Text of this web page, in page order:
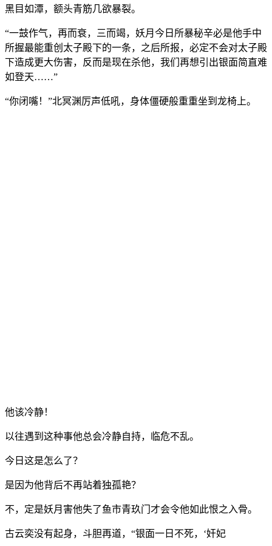
黑目如潭，额头青筋几欲暴裂。
“一鼓作气，再而衰，三而竭，妖月今日所暴秘辛必是他手中
所握最能重创太子殿下的一条，之后所报，必定不会对太子殿
下造成更大伤害，反而是现在杀他，我们再想引出银面简直难
如登天……”
“你闭嘴！”北冥渊厉声低吼，身体僵硬般重重坐到龙椅上。
他该冷静！
以往遇到这种事他总会冷静自持，临危不乱。
今日这是怎么了？
是因为他背后不再站着独孤艳？
不，定是妖月害他失了鱼市青玖门才会令他如此恨之入骨。
古云奕没有起身，斗胆再道，“银面一日不死，‘奸妃